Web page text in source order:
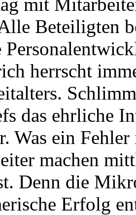
Beteiligten
herrscht
das ehrliche
Was ein
machen
Denn die
Erfolg